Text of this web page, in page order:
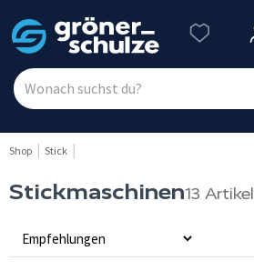
Shop Stick
Stickmaschinen13 Artikel